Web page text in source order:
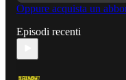
Oppure acquista un
Episodi recenti